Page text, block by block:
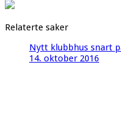
Relaterte saker
Nytt klubbhus snart
14. oktober 2016